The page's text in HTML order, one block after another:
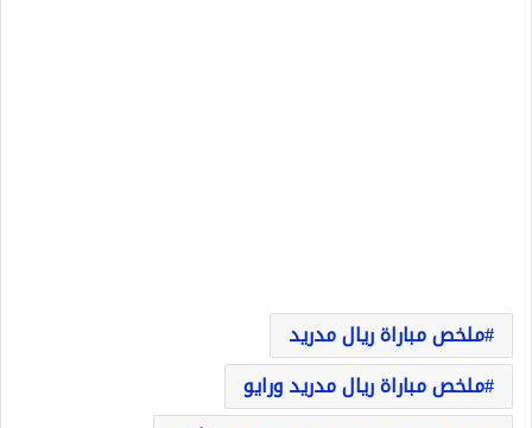
ملخص مباراة ريال مدريد
ملخص مباراة ريال مدريد ورايو